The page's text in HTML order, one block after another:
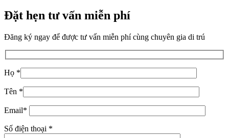
Đặt hẹn tư vấn miễn phí
Đăng ký ngay để được tư vấn miễn phí cùng chuyên gia di trú
Họ *
Tên *
Email*
Số điện thoại *